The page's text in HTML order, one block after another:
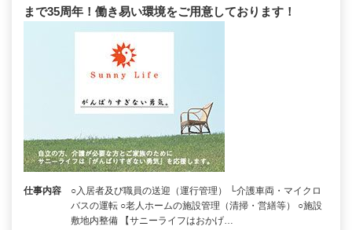
まで35周年！働き易い環境をご用意しております！
仕事内容
○入居者及び職員の送迎（運行管理） └介護車両・マイクロ
バスの運転 ○老人ホームの施設管理（清掃・営繕等） ○施設
敷地内整備 【サニーライフはおかげ…